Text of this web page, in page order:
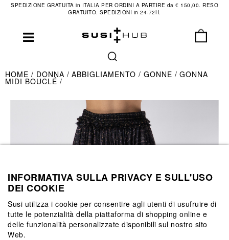
SPEDIZIONE GRATUITA in ITALIA PER ORDINI A PARTIRE da € 150,00. RESO
GRATUITO. SPEDIZIONI in 24-72H.
HOME DONNA ABBIGLIAMENTO GONNE GONNA
MIDI BOUCLÉ
INFORMATIVA SULLA PRIVACY E SULL'USO
DEI COOKIE
Susi utilizza i cookie per consentire agli utenti di usufruire di
tutte le potenzialità della piattaforma di shopping online e
delle funzionalità personalizzate disponibili sul nostro sito
Web.